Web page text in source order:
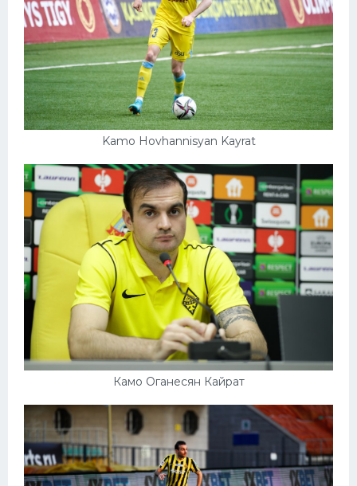
Kamo Hovhannisyan Kayrat
Камо Оганесян Кайрат